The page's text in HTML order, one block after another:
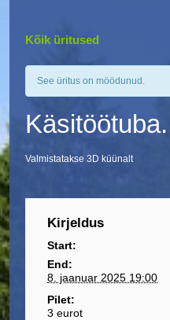
Kõik üritused
See üritus on möödunud.
Käsitöötuba.
Valmistatakse 3D küünalt
Kirjeldus
Start:
End:
8. jaanuar 2025 19:00
Pilet:
3 eurot